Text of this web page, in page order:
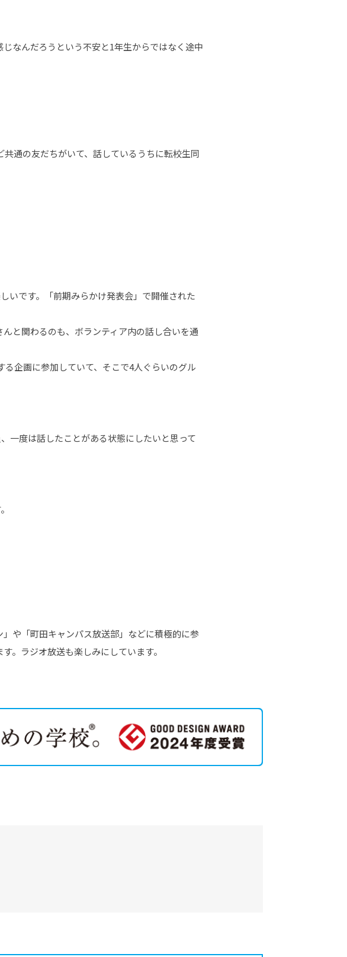
なんだろうという不安と1年生からではなく途中
通の友だちがいて、話しているうちに転校生同
いです。「前期みらかけ発表会」で開催された
と関わるのも、ボランティア内の話し合いを通
企画に参加していて、そこで4人ぐらいのグル
一度は話したことがある状態にしたいと思って
や「町田キャンパス放送部」などに積極的に参
。ラジオ放送も楽しみにしています。